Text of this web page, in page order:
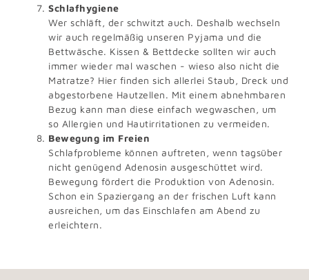
Schlafhygiene
Wer schläft, der schwitzt auch. Deshalb wechseln
wir auch regelmäßig unseren Pyjama und die
Bettwäsche. Kissen & Bettdecke sollten wir auch
immer wieder mal waschen - wieso also nicht die
Matratze? Hier finden sich allerlei Staub, Dreck und
abgestorbene Hautzellen. Mit einem abnehmbaren
Bezug kann man diese einfach wegwaschen, um
so Allergien und Hautirritationen zu vermeiden.
Bewegung im Freien
Schlafprobleme können auftreten, wenn tagsüber
nicht genügend Adenosin ausgeschüttet wird.
Bewegung fördert die Produktion von Adenosin.
Schon ein Spaziergang an der frischen Luft kann
ausreichen, um das Einschlafen am Abend zu
erleichtern.